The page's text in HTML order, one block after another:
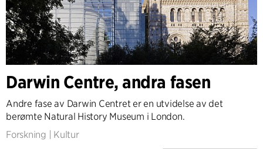
Darwin Centre, andra fasen
Andre fase av Darwin Centret er en utvidelse av det
berømte Natural History Museum i London.
Forskning
Kultur